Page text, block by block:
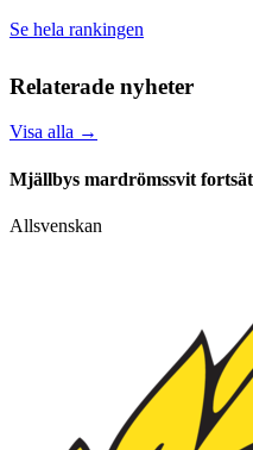
Se hela rankingen
Relaterade nyheter
Visa alla →
Mjällbys mardrömssvit
Allsvenskan